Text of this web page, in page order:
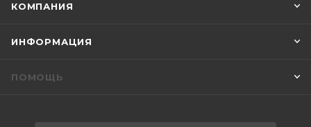
КОМПАНИЯ
ИНФОРМАЦИЯ
ПОМОЩЬ